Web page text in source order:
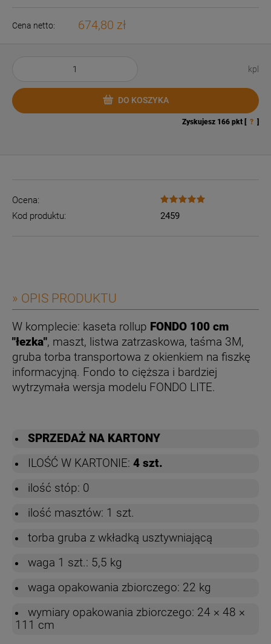
Cena netto: 674,80 zł
kpl
DO KOSZYKA
Zyskujesz 166 pkt [ ? ]
Ocena:
Kod produktu:
2459
» OPIS PRODUKTU
W komplecie: kaseta rollup FONDO 100 cm
"łezka", maszt, listwa zatrzaskowa, taśma 3M,
gruba torba transportowa z okienkiem na fiszkę
informacyjną. Fondo to cięższa i bardziej
wytrzymała wersja modelu FONDO LITE.
SPRZEDAŻ NA KARTONY
ILOŚĆ W KARTONIE: 4 szt.
ilość stóp: 0
ilość masztów: 1 szt.
torba gruba z wkładką usztywniającą
waga 1 szt.: 5,5 kg
waga opakowania zbiorczego: 22 kg
wymiary opakowania zbiorczego: 24 × 48 ×
111 cm